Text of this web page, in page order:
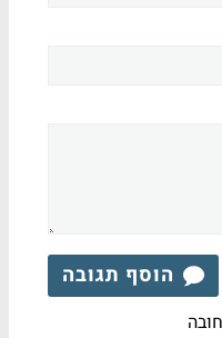
הוסף תגובה